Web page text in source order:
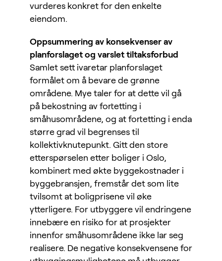
vurderes konkret for den enkelte
eiendom.
Oppsummering av konsekvenser av
planforslaget og varslet tiltaksforbud
Samlet sett ivaretar planforslaget
formålet om å bevare de grønne
områdene. Mye taler for at dette vil gå
på bekostning av fortetting i
småhusområdene, og at fortetting i enda
større grad vil begrenses til
kollektivknutepunkt. Gitt den store
etterspørselen etter boliger i Oslo,
kombinert med økte byggekostnader i
byggebransjen, fremstår det som lite
tvilsomt at boligprisene vil øke
ytterligere. For utbyggere vil endringene
innebære en risiko for at prosjekter
innenfor småhusområdene ikke lar seg
realisere. De negative konsekvensene for